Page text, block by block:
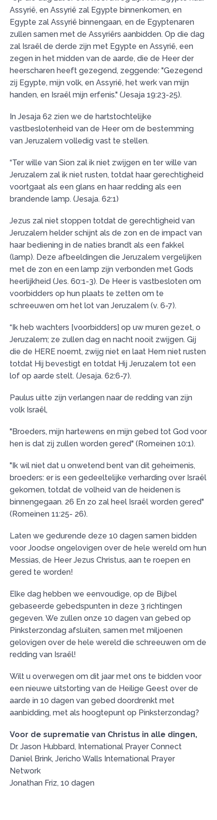
Assyrië, en Assyrië zal Egypte binnenkomen, en
Egypte zal Assyrië binnengaan, en de Egyptenaren
zullen samen met de Assyriërs aanbidden. Op die dag
zal Israël de derde zijn met Egypte en Assyrië, een
zegen in het midden van de aarde, die de Heer der
heerscharen heeft gezegend, zeggende: "Gezegend
zij Egypte, mijn volk, en Assyrië, het werk van mijn
handen, en Israël mijn erfenis." (Jesaja 19:23-25).
In Jesaja 62 zien we de hartstochtelijke
vastbeslotenheid van de Heer om de bestemming
van Jeruzalem volledig vast te stellen.
“Ter wille van Sion zal ik niet zwijgen en ter wille van
Jeruzalem zal ik niet rusten, totdat haar gerechtigheid
voortgaat als een glans en haar redding als een
brandende lamp. (Jesaja. 62:1)
Jezus zal niet stoppen totdat de gerechtigheid van
Jeruzalem helder schijnt als de zon en de impact van
haar bediening in de naties brandt als een fakkel
(lamp). Deze afbeeldingen die Jeruzalem vergelijken
met de zon en een lamp zijn verbonden met Gods
heerlijkheid (Jes. 60:1-3). De Heer is vastbesloten om
voorbidders op hun plaats te zetten om te
schreeuwen om het lot van Jeruzalem (v. 6-7).
“Ik heb wachters [voorbidders] op uw muren gezet, o
Jeruzalem; ze zullen dag en nacht nooit zwijgen. Gij
die de HERE noemt, zwijg niet en laat Hem niet rusten
totdat Hij bevestigt en totdat Hij Jeruzalem tot een
lof op aarde stelt. (Jesaja. 62:6-7).
Paulus uitte zijn verlangen naar de redding van zijn
volk Israël,
"Broeders, mijn hartewens en mijn gebed tot God voor
hen is dat zij zullen worden gered" (Romeinen 10:1).
"Ik wil niet dat u onwetend bent van dit geheimenis,
broeders: er is een gedeeltelijke verharding over Israël
gekomen, totdat de volheid van de heidenen is
binnengegaan. 26 En zo zal heel Israël worden gered"
(Romeinen 11:25- 26).
Laten we gedurende deze 10 dagen samen bidden
voor Joodse ongelovigen over de hele wereld om hun
Messias, de Heer Jezus Christus, aan te roepen en
gered te worden!
Elke dag hebben we eenvoudige, op de Bijbel
gebaseerde gebedspunten in deze 3 richtingen
gegeven. We zullen onze 10 dagen van gebed op
Pinksterzondag afsluiten, samen met miljoenen
gelovigen over de hele wereld die schreeuwen om de
redding van Israël!
Wilt u overwegen om dit jaar met ons te bidden voor
een nieuwe uitstorting van de Heilige Geest over de
aarde in 10 dagen van gebed doordrenkt met
aanbidding, met als hoogtepunt op Pinksterzondag?
Voor de suprematie van Christus in alle dingen,
Dr. Jason Hubbard, International Prayer Connect
Daniel Brink, Jericho Walls International Prayer
Network
Jonathan Friz, 10 dagen